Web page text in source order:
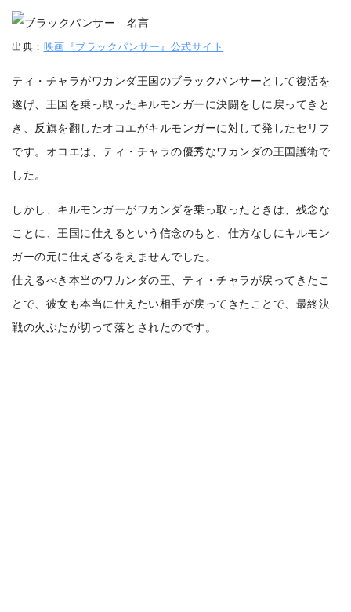
出典： 映画『ブラックパンサー』公式サイト
ティ・チャラがワカンダ王国のブラックパンサーとして復活を
遂げ、王国を乗っ取ったキルモンガーに決闘をしに戻ってきと
き、反旗を翻したオコエがキルモンガーに対して発したセリフ
です。 オコエは、ティ・チャラの優秀なワカンダの王国護衛で
した。
しかし、キルモンガーがワカンダを乗っ取ったときは、残念な
ことに、王国に仕えるという信念のもと、仕方なしにキルモン
ガーの元に仕えざるをえませんでした。
仕えるべき本当のワカンダの王、ティ・チャラが戻ってきたこ
とで、彼女も本当に仕えたい相手が戻ってきたことで、最終決
戦の火ぶたが切って落とされたのです。